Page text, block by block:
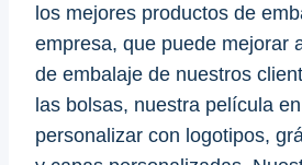
los mejores productos de
empresa, que puede mejorar
de embalaje de nuestros
las bolsas, nuestra película
personalizar con logotipos,